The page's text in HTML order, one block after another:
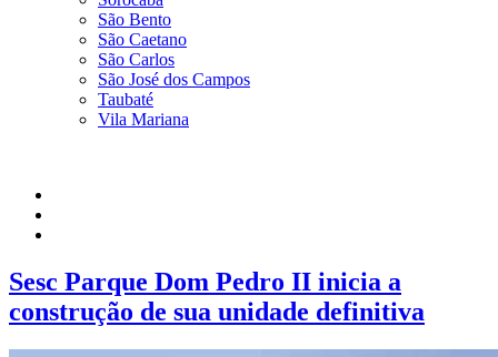
São Bento
São Caetano
São Carlos
São José dos Campos
Taubaté
Vila Mariana
Sesc Parque Dom Pedro II inicia a
construção de sua unidade definitiva